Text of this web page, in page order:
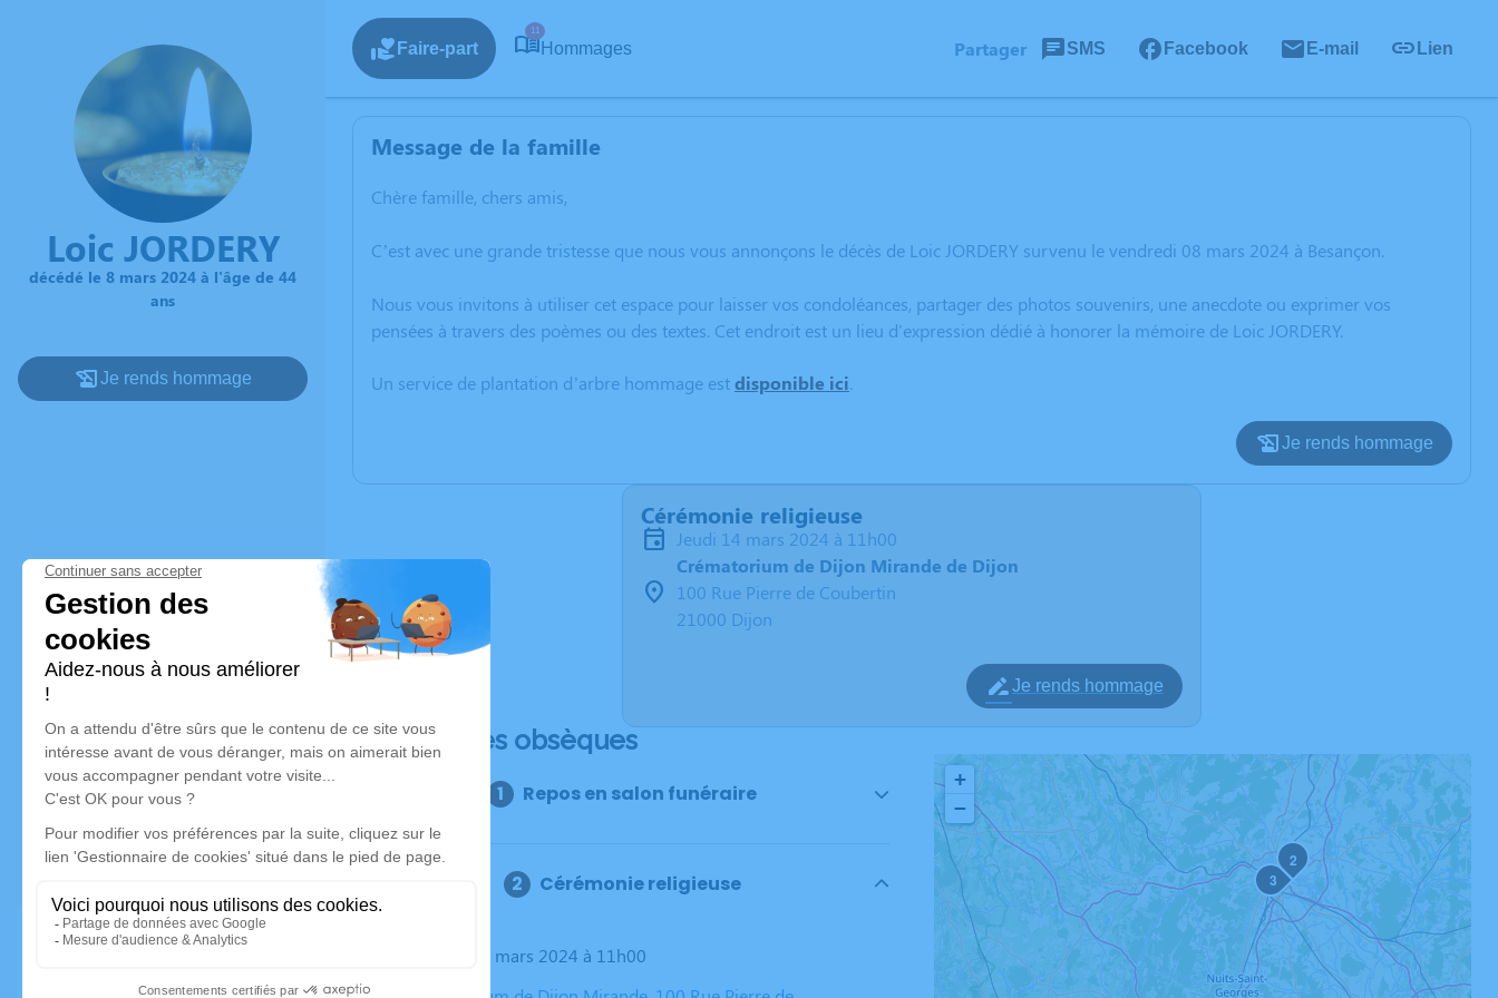
Loic JORDERY
décédé le 8 mars 2024 à l'âge de 44
ans
Je rends hommage
Faire-part
11
Hommages Partager SMS Facebook E-mail Lien
Message de la famille
Chère famille, chers amis,
C’est avec une grande tristesse que nous vous annonçons le décès de Loic JORDERY survenu le vendredi 08 mars 2024 à Besançon.
Nous vous invitons à utiliser cet espace pour laisser vos condoléances, partager des photos souvenirs, une anecdote ou exprimer vos
pensées à travers des poèmes ou des textes. Cet endroit est un lieu d'expression dédié à honorer la mémoire de Loic JORDERY.
Un service de plantation d’arbre hommage estdisponible ici.
Je rends hommage
Cérémonie religieuse
jeudi 14 mars 2024 à 11h00
Crématorium de Dijon Mirande de Dijon
100 Rue Pierre de Coubertin
21000 Dijon
Je rends hommage
Déroulé des obsèques
Repos en salon funéraire
Cérémonie religieuse
Le jeudi 14 mars 2024 à 11h00
2
3
+
−